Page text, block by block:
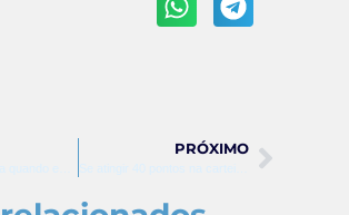
PRÓXIMO